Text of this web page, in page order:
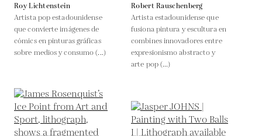
Roy Lichtenstein
Artista pop estadounidense
que convierte imágenes de
cómics en pinturas gráficas
sobre medios y consumo (...)
Robert Rauschenberg
Artista estadounidense que
fusiona pintura y escultura en
combines innovadores entre
expresionismo abstracto y
arte pop (...)